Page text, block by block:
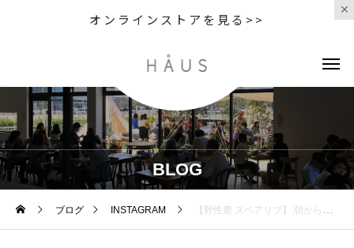
オンラインストアを見る>>
BLOG
ブログ INSTAGRAM .【野性鹿 スペアリブ】.朝から気温もぐんぐん上がっている毎日。.わんちゃんの運動不足によるストレスでお困りではございませんか??.そんな時にオススメの野性鹿シリーズ。.わんちゃんの本能の1つである.『噛むこと』.を本気でさせて、ストレス解消 をしてみてはいかがでしょう.今回オススメするのは、.【スペアリブ】.あばら骨のところです。. 高齢になってるあやり固い物が 噛めないわんちゃん、.初めて野性鹿を試されるわんち ゃん達に◎.歯をキレイにして、アゴも鍛えられ、ストレス解消になる野性鹿の骨🦌.ぜひこの機会にお試し下さい。GROOM HAUS松江市乃白町20270852-61-2885open 9:00close 18:00@groom_haus #松江市トリミング #松江ペットサロン#松江ペット#島根#松江#haus_matsue #groomhause #野性鹿#野性鹿スペアリブ